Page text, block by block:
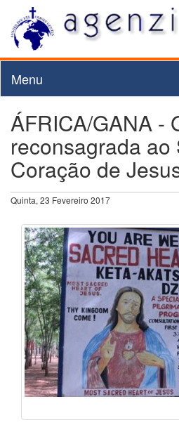
Menu
ÁFRICA/GANA -
reconsagrada ao
Coração de
Quinta, 23 Fevereiro 2017